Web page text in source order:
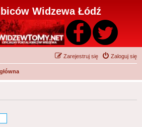
Widzewa Łódź
Zaloguj się
Zarejestruj się